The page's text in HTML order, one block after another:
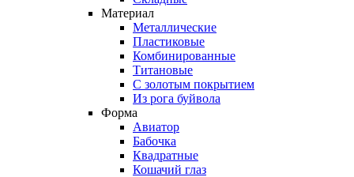
Материал
Металлические
Пластиковые
Комбинированные
Титановые
С золотым покрытием
Из рога буйвола
Форма
Авиатор
Бабочка
Квадратные
Кошачий глаз